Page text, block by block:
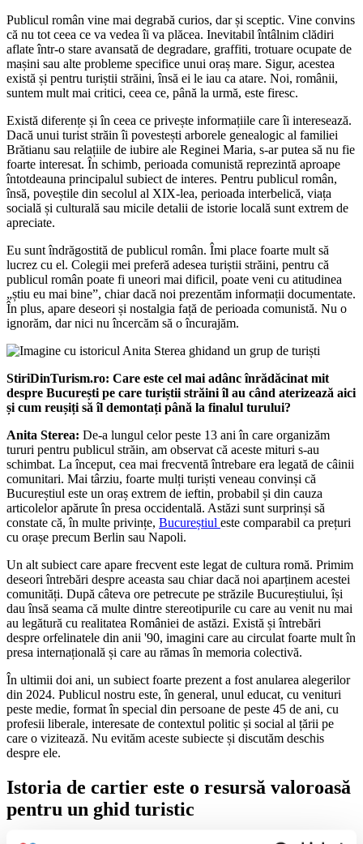
Publicul român vine mai degrabă curios, dar și sceptic. Vine convins
că nu tot ceea ce va vedea îi va plăcea. Inevitabil întâlnim clădiri
aflate într-o stare avansată de degradare, graffiti, trotuare ocupate de
mașini sau alte probleme specifice unui oraș mare. Sigur, acestea
există și pentru turiștii străini, însă ei le iau ca atare. Noi, românii,
suntem mult mai critici, ceea ce, până la urmă, este firesc.
Există diferențe și în ceea ce privește informațiile care îi interesează.
Dacă unui turist străin îi povestești arborele genealogic al familiei
Brătianu sau relațiile de iubire ale Reginei Maria, s-ar putea să nu fie
foarte interesat. În schimb, perioada comunistă reprezintă aproape
întotdeauna principalul subiect de interes. Pentru publicul român,
însă, poveștile din secolul al XIX-lea, perioada interbelică, viața
socială și culturală sau micile detalii de istorie locală sunt extrem de
apreciate.
Eu sunt îndrăgostită de publicul român. Îmi place foarte mult să
lucrez cu el. Colegii mei preferă adesea turiștii străini, pentru că
publicul român poate fi uneori mai dificil, poate veni cu atitudinea
„știu eu mai bine”, chiar dacă noi prezentăm informații documentate.
În plus, apare deseori și nostalgia față de perioada comunistă. Nu o
ignorăm, dar nici nu încercăm să o încurajăm.
StiriDinTurism.ro: Care este cel mai adânc înrădăcinat mit
despre București pe care turiștii străini îl au când aterizează aici
și cum reușiți să îl demontați până la finalul turului?
Anita Sterea: De-a lungul celor peste 13 ani în care organizăm
tururi pentru publicul străin, am observat că aceste mituri s-au
schimbat. La început, cea mai frecventă întrebare era legată de câinii
comunitari. Mai târziu, foarte mulți turiști veneau convinși că
Bucureștiul este un oraș extrem de ieftin, probabil și din cauza
articolelor apărute în presa occidentală. Astăzi sunt surprinși să
constate că, în multe privințe, Bucureștiul este comparabil ca prețuri
cu orașe precum Berlin sau Napoli.
Un alt subiect care apare frecvent este legat de cultura romă. Primim
deseori întrebări despre aceasta sau chiar dacă noi aparținem acestei
comunități. După câteva ore petrecute pe străzile Bucureștiului, își
dau însă seama că multe dintre stereotipurile cu care au venit nu mai
au legătură cu realitatea României de astăzi. Există și întrebări
despre orfelinatele din anii '90, imagini care au circulat foarte mult în
presa internațională și care au rămas în memoria colectivă.
În ultimii doi ani, un subiect foarte prezent a fost anularea alegerilor
din 2024. Publicul nostru este, în general, unul educat, cu venituri
peste medie, format în special din persoane de peste 45 de ani, cu
profesii liberale, interesate de contextul politic și social al țării pe
care o vizitează. Nu evităm aceste subiecte și discutăm deschis
despre ele.
Istoria de cartier este o resursă valoroasă
pentru un ghid turistic